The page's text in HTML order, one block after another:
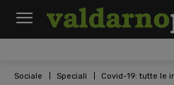
Sociale Speciali Covid-19: tutte le